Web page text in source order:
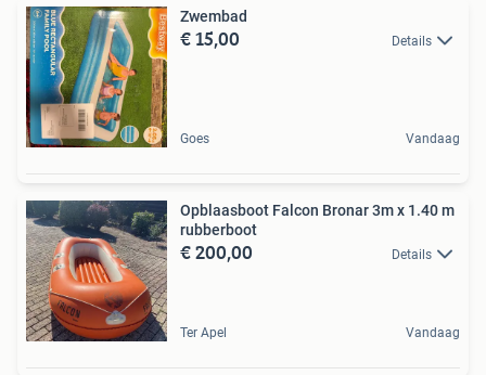
Zwembad
€ 15,00 Details
Goes Vandaag
Opblaasboot Falcon Bronar 3m x 1.40 m
rubberboot
€ 200,00 Details
Ter Apel Vandaag